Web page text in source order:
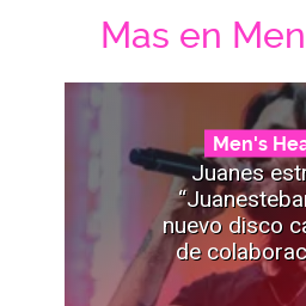
Mas en
Men's
Juanes
nuevo disco
de